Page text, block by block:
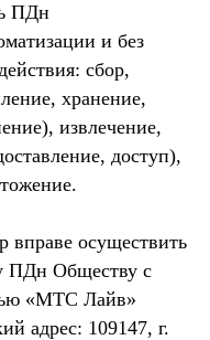
ПДн
и без
сбор,
хранение,
извлечение,
доступ),
вправе осуществить
ПДн Обществу с
«МТС Лайв»
адрес: 109147, г.